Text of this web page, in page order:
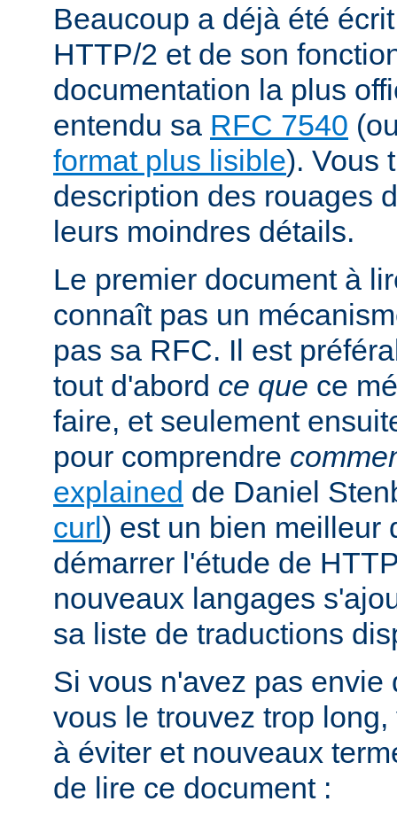
Beaucoup a déjà été
HTTP/2 et de son
documentation la plus
entendu sa RFC 7540
format plus lisible). Vous
description des rouages
leurs moindres détails.
Le premier document à
connaît pas un
pas sa RFC. Il est
tout d'abord ce que ce
faire, et seulement
pour comprendre
explained de Daniel
curl) est un bien meilleur
démarrer l'étude de
nouveaux langages
sa liste de traductions
Si vous n'avez pas envie
vous le trouvez trop
à éviter et nouveaux
de lire ce document :